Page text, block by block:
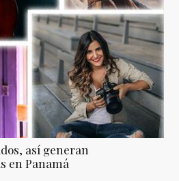
así generan
en Panamá